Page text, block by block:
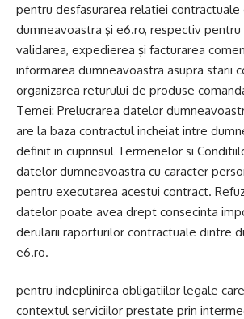
pentru desfasurarea relatiei contractuale
dumneavoastra şi e6.ro, respectiv pentru
validarea, expedierea şi facturarea
informarea dumneavoastra asupra starii
organizarea returului de produse
Temei: Prelucrarea datelor
are la baza contractul incheiat intre
definit in cuprinsul Termenelor si
datelor dumneavoastra cu caracter
pentru executarea acestui contract.
datelor poate avea drept consecinta
derularii raporturilor contractuale dintre
e6.ro.
pentru indeplinirea obligatiilor legale
contextul serviciilor prestate prin